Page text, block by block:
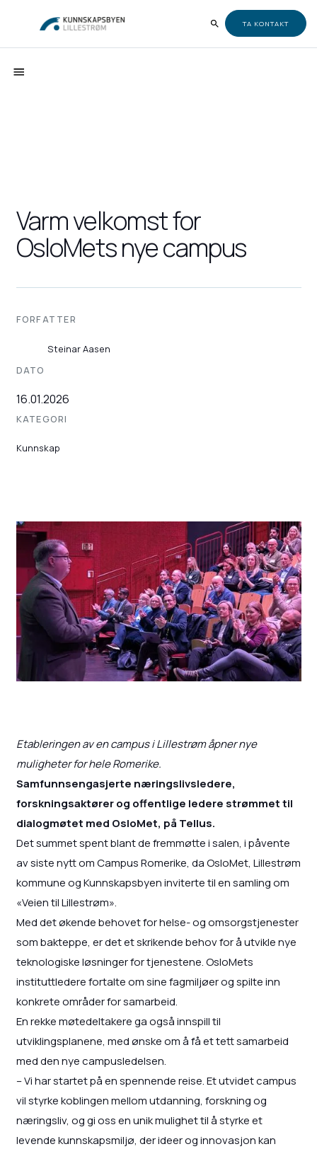
TA KONTAKT
Varm velkomst for
OsloMets nye campus
FORFATTER
Steinar Aasen
DATO
16.01.2026
KATEGORI
Kunnskap
Etableringen av en campus i Lillestrøm åpner nye
muligheter for hele Romerike.
Samfunnsengasjerte næringslivsledere,
forskningsaktører og offentlige ledere strømmet til
dialogmøtet med OsloMet, på Tellus.
Det summet spent blant de fremmøtte i salen, i påvente
av siste nytt om Campus Romerike, da OsloMet, Lillestrøm
kommune og Kunnskapsbyen inviterte til en samling om
«Veien til Lillestrøm».
Med det økende behovet for helse- og omsorgstjenester
som bakteppe, er det et skrikende behov for å utvikle nye
teknologiske løsninger for tjenestene. OsloMets
instituttledere fortalte om sine fagmiljøer og spilte inn
konkrete områder for samarbeid.
En rekke møtedeltakere ga også innspill til
utviklingsplanene, med ønske om å få et tett samarbeid
med den nye campusledelsen.
– Vi har startet på en spennende reise. Et utvidet campus
vil styrke koblingen mellom utdanning, forskning og
næringsliv, og gi oss en unik mulighet til å styrke et
levende kunnskapsmiljø, der ideer og innovasjon kan